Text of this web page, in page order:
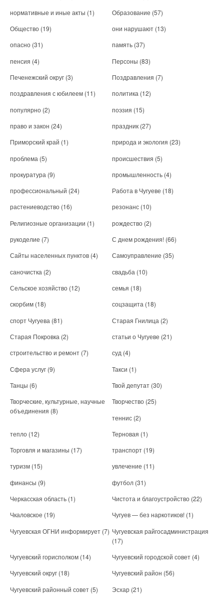
нормативные и иные акты (1) Образование (57)
Общество (19) они нарушают (13)
опасно (31) память (37)
пенсия (4) Персоны (83)
Печенежский округ (3) Поздравления (7)
поздравления с юбилеем (11) политика (12)
популярно (2) поэзия (15)
право и закон (24) праздник (27)
Приморский край (1) природа и экология (23)
проблема (5) происшествия (5)
прокуратура (9) промышленность (4)
профессиональный (24) Работа в Чугуеве (18)
растениеводство (16) резонанс (10)
Религиозные организации (1) рождество (2)
рукоделие (7) С днем рождения! (66)
Сайты населенных пунктов (4) Самоуправление (35)
саночистка (2) свадьба (10)
Сельское хозяйство (12) семья (18)
скорбим (18) соцзащита (18)
спорт Чугуева (81) Старая Гнилица (2)
Старая Покровка (2) статьи о Чугуеве (21)
строительство и ремонт (7) суд (4)
Сфера услуг (9) Такси (1)
Танцы (6) Твой депутат (30)
Творческие, культурные, научные
объединения (8)
Творчество (25)
теннис (2)
тепло (12) Терновая (1)
Торговля и магазины (17) транспорт (19)
туризм (15) увлечение (11)
финансы (9) футбол (31)
Черкасская область (1) Чистота и благоустройство (22)
Чкаловское (19) Чугуев — без наркотиков! (1)
Чугуевская ОГНИ информирует (7) Чугуевская райгосадминистрация
(17)
Чугуевский горисполком (14) Чугуевский городской совет (4)
Чугуевский округ (18) Чугуевский район (56)
Чугуевский районный совет (5) Эсхар (21)